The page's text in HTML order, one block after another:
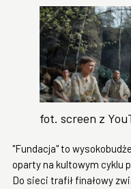
fot. screen z
"Fundacja" to
oparty na kultowym cyklu
Do sieci trafił finałowy